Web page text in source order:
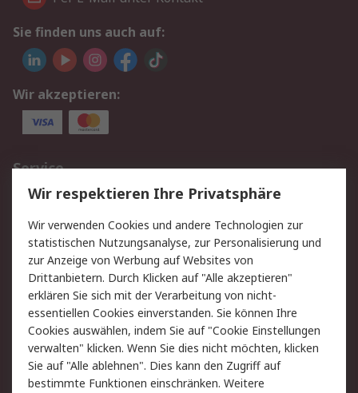
Sie finden uns auch auf:
Wir akzeptieren:
Service
Value Added Services
Lieferlösungen
Rücksendungen
Kontakt
Hilfe
Rechtliches
AGB
Datenschutz
Cookie-Richtlinie
Zahlungsbedingungen
Copyright/Impressum
Wir respektieren Ihre Privatsphäre
Wir verwenden Cookies und andere Technologien zur
statistischen Nutzungsanalyse, zur Personalisierung und
zur Anzeige von Werbung auf Websites von
Drittanbietern. Durch Klicken auf "Alle akzeptieren"
erklären Sie sich mit der Verarbeitung von nicht-
essentiellen Cookies einverstanden. Sie können Ihre
Cookies auswählen, indem Sie auf "Cookie Einstellungen
verwalten" klicken. Wenn Sie dies nicht möchten, klicken
Sie auf "Alle ablehnen". Dies kann den Zugriff auf
bestimmte Funktionen einschränken. Weitere